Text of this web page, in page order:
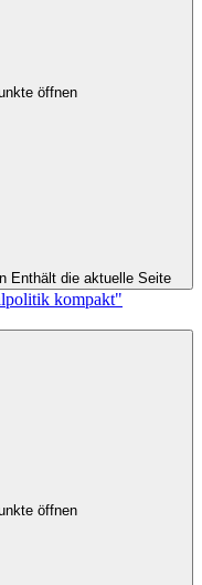
öffnen
Enthält die aktuelle Seite
kompakt"
öffnen